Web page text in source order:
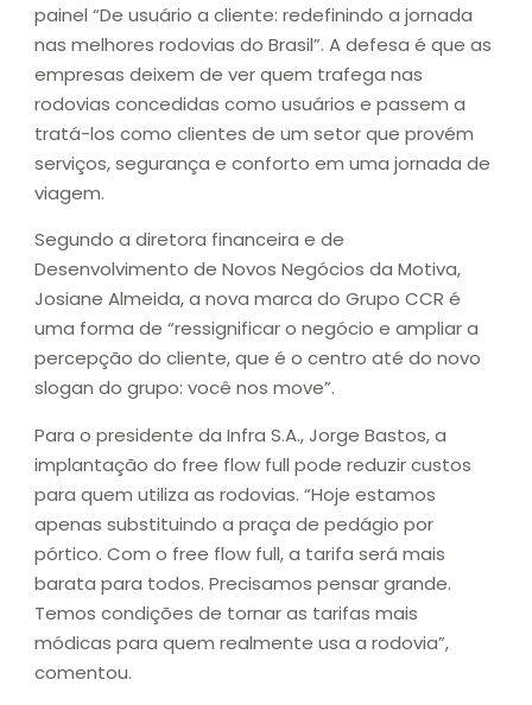
painel “De usuário a cliente: redefinindo a jornada
nas melhores rodovias do Brasil”. A defesa é que as
empresas deixem de ver quem trafega nas
rodovias concedidas como usuários e passem a
tratá-los como clientes de um setor que provém
serviços, segurança e conforto em uma jornada de
viagem.
Segundo a diretora financeira e de
Desenvolvimento de Novos Negócios da Motiva,
Josiane Almeida, a nova marca do Grupo CCR é
uma forma de “ressignificar o negócio e ampliar a
percepção do cliente, que é o centro até do novo
slogan do grupo: você nos move”.
Para o presidente da Infra S.A., Jorge Bastos, a
implantação do free flow full pode reduzir custos
para quem utiliza as rodovias. “Hoje estamos
apenas substituindo a praça de pedágio por
pórtico. Com o free flow full, a tarifa será mais
barata para todos. Precisamos pensar grande.
Temos condições de tornar as tarifas mais
módicas para quem realmente usa a rodovia”,
comentou.